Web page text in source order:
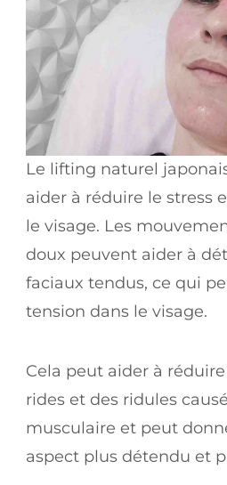
Le lifting naturel
aider à réduire le stress
le visage. Les
doux peuvent aider à
faciaux tendus, ce qui
tension dans le visage.
Cela peut aider à
rides et des ridules
musculaire et peut
aspect plus détendu et